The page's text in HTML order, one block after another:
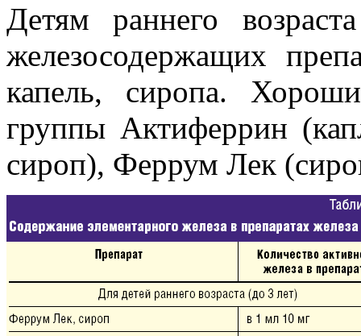
Детям раннего
железосодержащих
капель, сиропа.
группы Актиферрин
сироп), Феррум Лек